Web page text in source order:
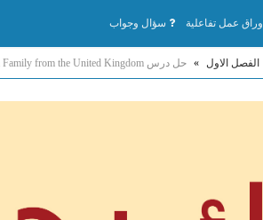
أوراق عمل تفاعلية سؤال وجواب
الفصل الاول » حل درس Meet a Family from the United Kingdom اللغة الإنجليزية الصف التاسع